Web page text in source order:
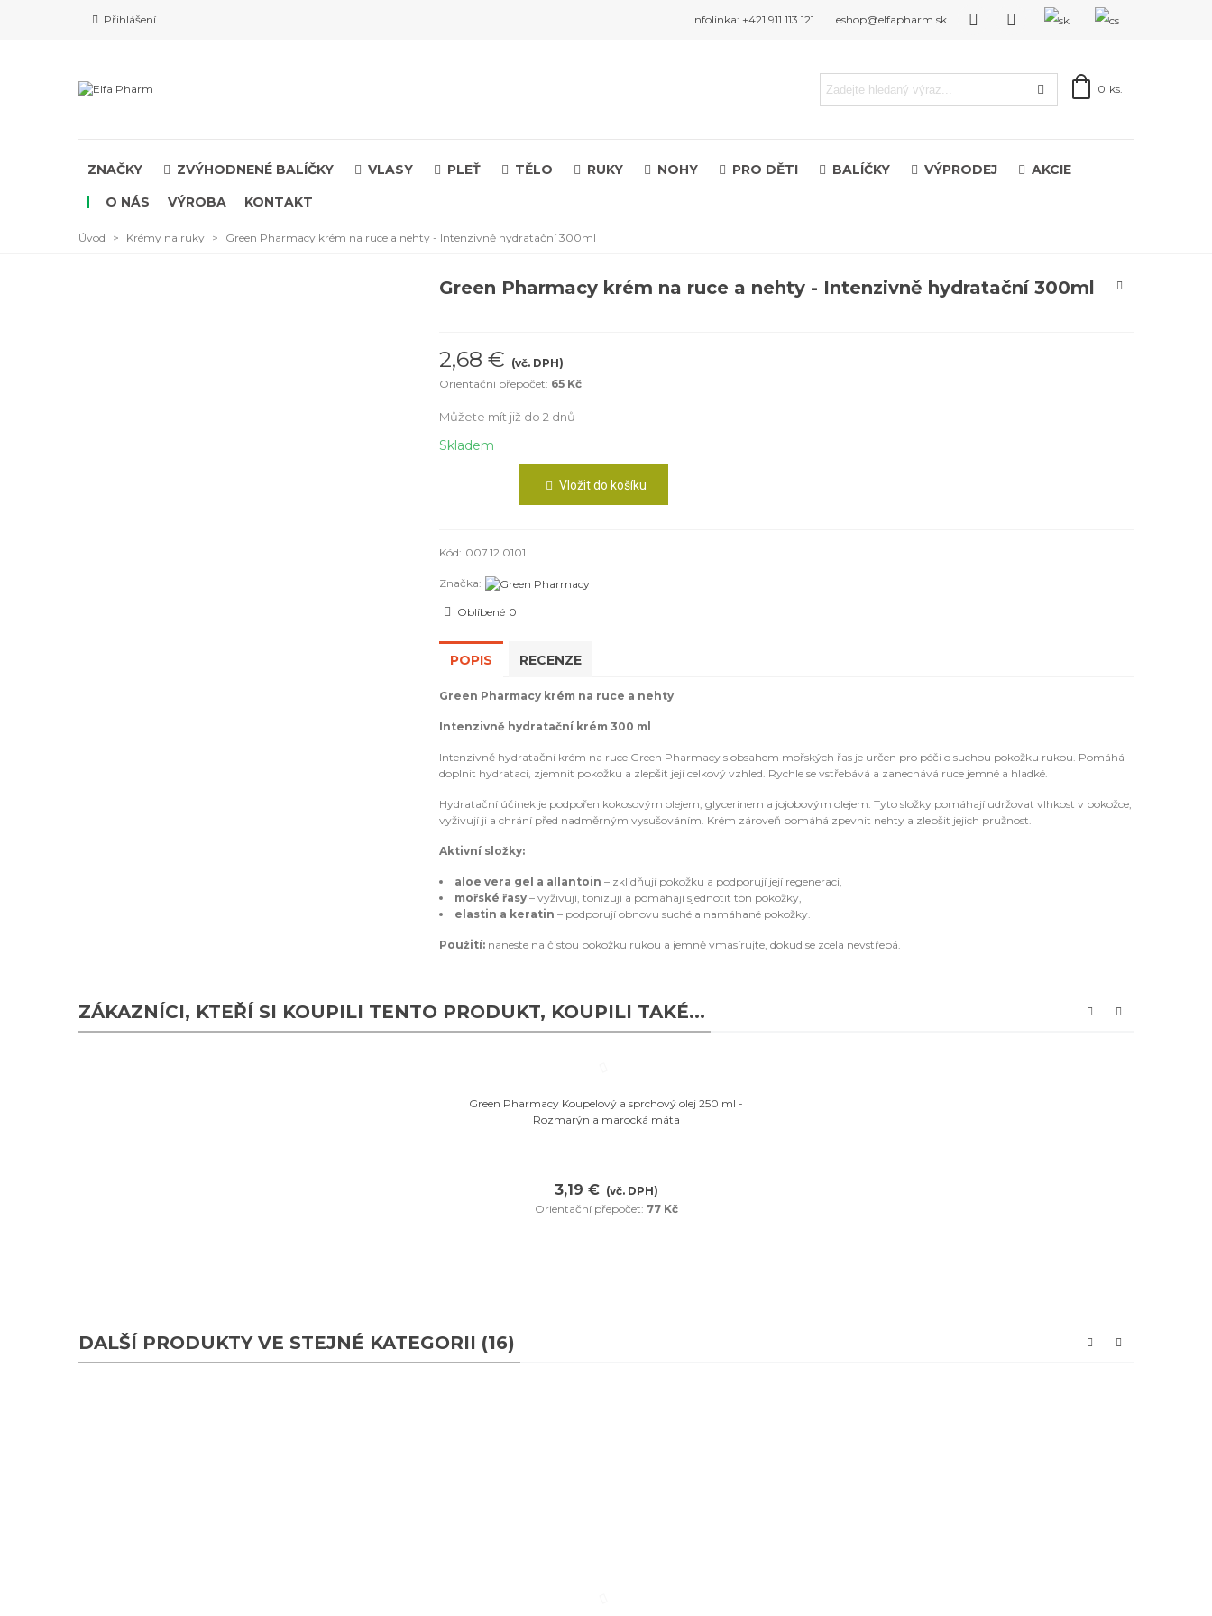
Přihlášení Infolinka: +421 911 113 121 eshop@elfapharm.sk
0 ks.
ZNAČKY ZVÝHODNENÉ BALÍČKY VLASY PLEŤ TĚLO RUKY NOHY PRO DĚTI BALÍČKY VÝPRODEJ
AKCIE
O NÁS
VÝROBA KONTAKT
Úvod > Krémy na ruky > Green Pharmacy krém na ruce a nehty - Intenzivně hydratační 300ml
Green Pharmacy krém na ruce a nehty - Intenzivně hydratační 300ml
2,68 € (vč. DPH)
Orientační přepočet: 65 Kč
Můžete mít již do 2 dnů
Skladem
Vložit do košíku
Kód: 007.12.0101
Značka:
Oblíbené 0
POPIS RECENZE
Green Pharmacy krém na ruce a nehty
Intenzivně hydratační krém 300 ml
Intenzivně hydratační krém na ruce Green Pharmacy s obsahem mořských řas je určen pro péči o suchou pokožku rukou. Pomáhá
doplnit hydrataci, zjemnit pokožku a zlepšit její celkový vzhled. Rychle se vstřebává a zanechává ruce jemné a hladké.
Hydratační účinek je podpořen kokosovým olejem, glycerinem a jojobovým olejem. Tyto složky pomáhají udržovat vlhkost v pokožce,
vyživují ji a chrání před nadměrným vysušováním. Krém zároveň pomáhá zpevnit nehty a zlepšit jejich pružnost.
Aktivní složky:
aloe vera gel a allantoin – zklidňují pokožku a podporují její regeneraci,
mořské řasy– vyživují, tonizují a pomáhají sjednotit tón pokožky,
elastin a keratin – podporují obnovu suché a namáhané pokožky.
Použití:naneste na čistou pokožku rukou a jemně vmasírujte, dokud se zcela nevstřebá.
ZÁKAZNÍCI, KTEŘÍ SI KOUPILI TENTO PRODUKT, KOUPILI TAKÉ...
Oblíbené
Green Pharmacy Koupelový a sprchový olej 250 ml -
Rozmarýn a marocká máta
3,19 € (vč. DPH)
Orientační přepočet: 77 Kč
DALŠÍ PRODUKTY VE STEJNÉ KATEGORII (16)